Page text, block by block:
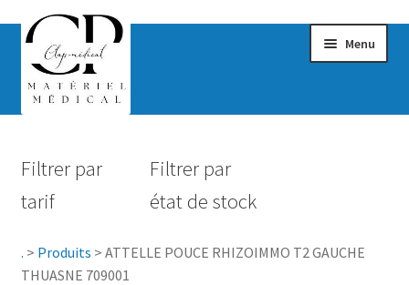
Menu
Hygiène
Filtrer par
tarif
Filtrer par
état de stock
. > Produits > ATTELLE POUCE RHIZOIMMO T2 GAUCHE
THUASNE 709001